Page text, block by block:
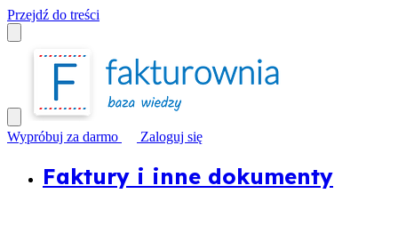
Przejdź do treści
Wypróbuj za darmo Zaloguj się
Faktury i inne dokumenty